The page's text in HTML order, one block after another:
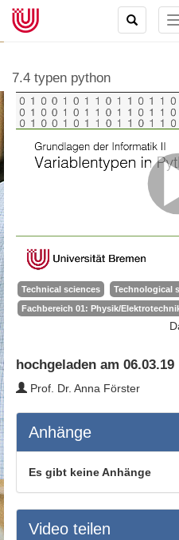
TOGGLE
SEARCH
7.4 typen python
Technical sciences
Technological
Fachbereich 01: Physik/
hochgeladen am 06.03.19
Prof. Dr. Anna Förster
Anhänge
Es gibt keine Anhänge
Video teilen